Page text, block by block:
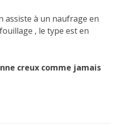
assiste à un naufrage en
, le type est en
creux comme jamais